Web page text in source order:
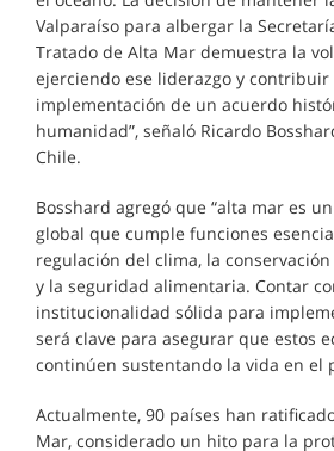
Valparaíso para albergar la
Tratado de Alta Mar demuestra la
ejerciendo ese liderazgo y contribuir
implementación de un acuerdo
humanidad”, señaló Ricardo
Chile.
Bosshard agregó que “alta mar es
global que cumple funciones
regulación del clima, la
y la seguridad alimentaria. Contar
institucionalidad sólida para
será clave para asegurar que estos
continúen sustentando la vida en el
Actualmente, 90 países han
Mar, considerado un hito para la